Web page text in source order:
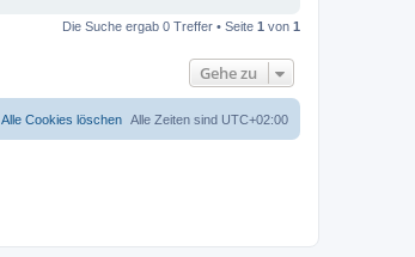
Die Suche ergab 0 Treffer • Seite 1 von 1
Gehe zu
Alle Zeiten sind UTC+02:00
Alle Cookies löschen